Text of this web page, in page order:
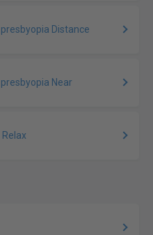
Distance
Near
Relax